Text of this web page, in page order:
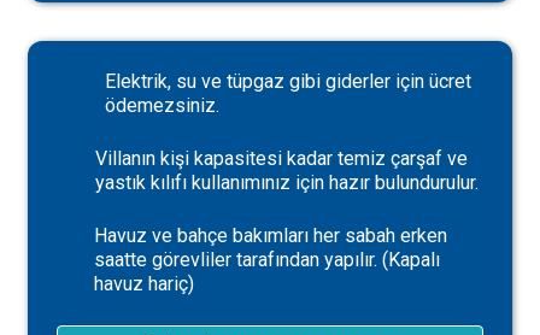
Elektrik, su ve tüpgaz gibi giderler için ücret
ödemezsiniz.
Villanın kişi kapasitesi kadar temiz çarşaf ve
yastık kılıfı kullanımınız için hazır bulundurulur.
Havuz ve bahçe bakımları her sabah erken
saatte görevliler tarafından yapılır. (Kapalı
havuz hariç)